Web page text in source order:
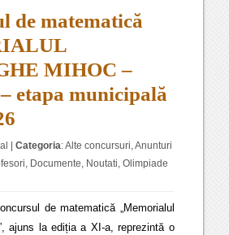
de matematică
MIHOC –
etapa municipală
|Categoria:Alte concursuri,Anunturi
, Documente, Noutati,Olimpiade
matematică „Memorialul
ajuns la ediția a XI-a, reprezintă o